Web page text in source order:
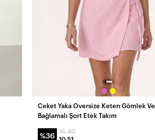
Ceket Yaka Oversize Keten Gömlek Ve
Bağlamalı Şort Etek Takım
%36
16,40